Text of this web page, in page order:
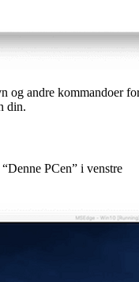
og andre kommandoer
din.
PCen” i venstre